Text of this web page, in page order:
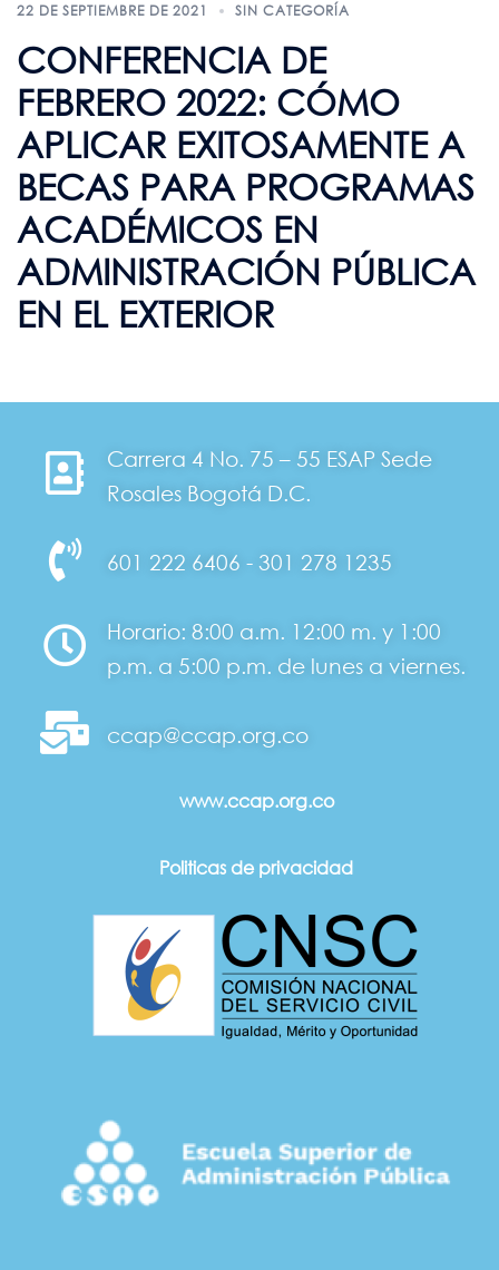
22 DE SEPTIEMBRE DE 2021 SIN CATEGORÍA
CONFERENCIA DE
FEBRERO 2022: CÓMO
APLICAR EXITOSAMENTE A
BECAS PARA PROGRAMAS
ACADÉMICOS EN
ADMINISTRACIÓN PÚBLICA
EN EL EXTERIOR
Carrera 4 No. 75 – 55 ESAP Sede
Rosales Bogotá D.C.
601 222 6406 - 301 278 1235
Horario: 8:00 a.m. 12:00 m. y 1:00
p.m. a 5:00 p.m. de lunes a viernes.
ccap@ccap.org.co
www.ccap.org.co
Politicas de privacidad